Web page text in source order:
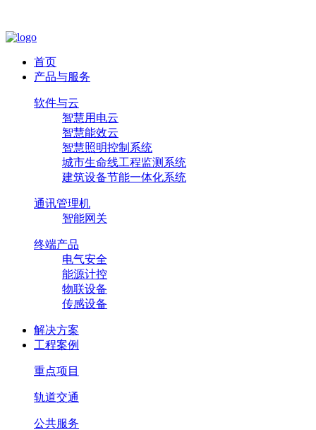
首页
产品与服务
软件与云
智慧用电云
智慧能效云
智慧照明控制系统
城市生命线工程监测系统
建筑设备节能一体化系统
通讯管理机
智能网关
终端产品
电气安全
能源计控
物联设备
传感设备
解决方案
工程案例
重点项目
轨道交通
公共服务